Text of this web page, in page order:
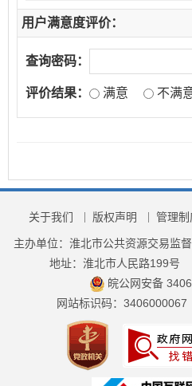
用户满意度评价：
查询密码：
评价结果： 满意 不满
关于我们 版权声明 管理制
主办单位：淮北市公共资源交易监
地址：淮北市人民路199号
皖公网安备
网站标识码：3406000067